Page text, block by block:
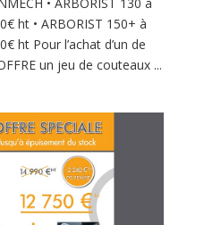
• ARBORIST 130 à
ht • ARBORIST 150+ à
ht Pour l’achat d’un de
un jeu de couteaux ...